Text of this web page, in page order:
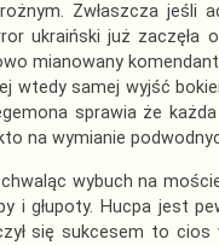
Zwłaszcza jeśli
ukraiński już zaczęła
mianowany
wtedy samej wyjść
sprawia że
na wymianie
wybuch na
głupoty. Hucpa jest
się sukcesem to